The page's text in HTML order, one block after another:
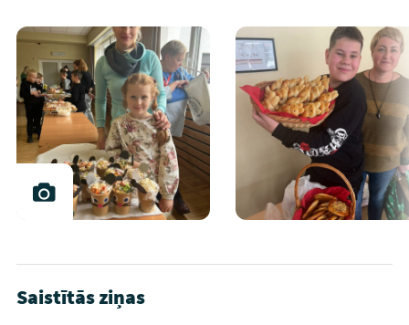
Saistītās ziņas